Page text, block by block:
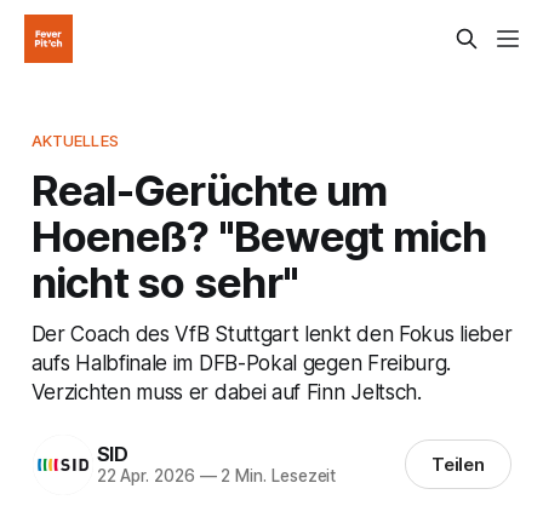
AKTUELLES
Real-Gerüchte um
Hoeneß? "Bewegt mich
nicht so sehr"
Der Coach des VfB Stuttgart lenkt den Fokus lieber
aufs Halbfinale im DFB-Pokal gegen Freiburg.
Verzichten muss er dabei auf Finn Jeltsch.
SID
22 Apr. 2026 —2 Min. Lesezeit Teilen